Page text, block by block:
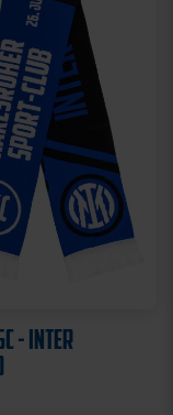
- INTER